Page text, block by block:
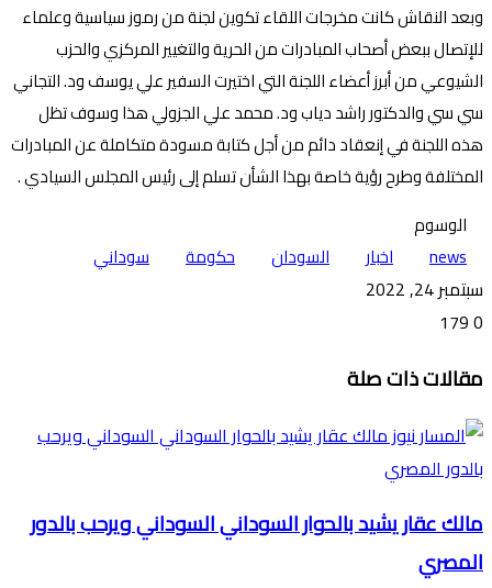
وبعد النقاش كانت مخرجات اللقاء تكوين لجنة من رموز سياسية وعلماء
للإتصال ببعض أصحاب المبادرات من الحرية والتغيير المركزي والحزب
الشيوعي من أبرز أعضاء اللجنة التي اختيرت السفير علي يوسف ود. التجاني
سي سي والدكتور راشد دياب ود. محمد علي الجزولي هذا وسوف تظل
هذه اللجنة في إنعقاد دائم من أجل كتابة مسودة متكاملة عن المبادرات
المختلفة وطرح رؤية خاصة بهذا الشأن تسلم إلى رئيس المجلس السيادي .
الوسوم
news
اخبار السودان حكومة سوداني
سبتمبر 24, 2022
0
عبر
البريد
مقالات ذات صلة
مالك عقار يشيد بالحوار السوداني السوداني ويرحب بالدور
المصري